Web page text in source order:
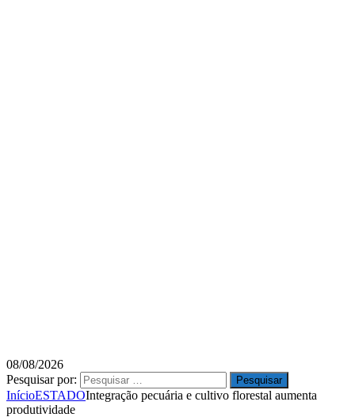
08/08/2026
Pesquisar por:
InícioESTADOIntegração pecuária e cultivo florestal aumenta
produtividade